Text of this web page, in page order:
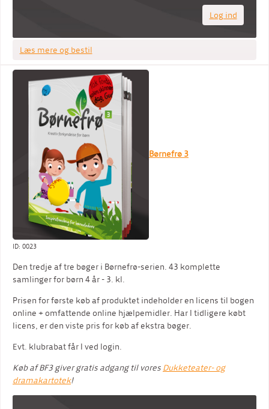
Log ind
Læs mere og bestil
Børnefrø 3
ID: 0023
Den tredje af tre bøger i Børnefrø-serien. 43 komplette
samlinger for børn 4 år - 3. kl.
Prisen for første køb af produktet indeholder en licens til bogen
online + omfattende online hjælpemidler. Har I tidligere købt
licens, er den viste pris for køb af ekstra bøger.
Evt. klubrabat får I ved login.
Køb af BF3 giver gratis adgang til voresDukketeater- og
dramakartotek!